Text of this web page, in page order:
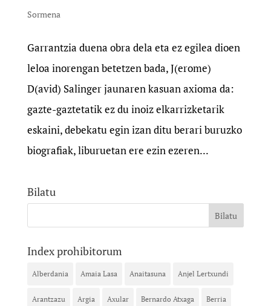
Sormena
Garrantzia duena obra dela eta ez egilea dioen
leloa inorengan betetzen bada, J(erome)
D(avid) Salinger jaunaren kasuan axioma da:
gazte-gaztetatik ez du inoiz elkarrizketarik
eskaini, debekatu egin izan ditu berari buruzko
biografiak, liburuetan ere ezin ezeren...
Bilatu
Index prohibitorum
Alberdania Amaia Lasa Anaitasuna Anjel Lertxundi
Arantzazu Argia Axular Bernardo Atxaga Berria